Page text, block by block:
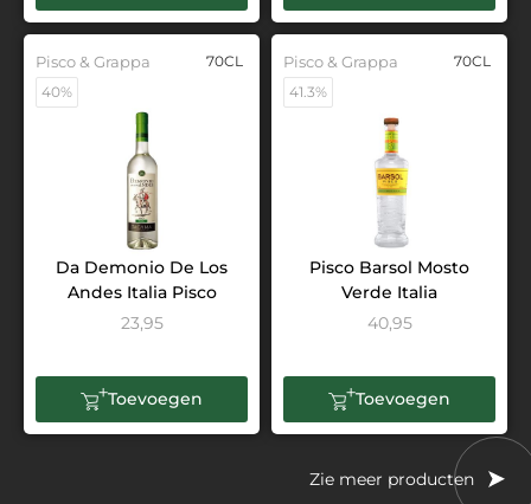
Pisco & Grappa
70CL
40%
Da Demonio De Los
Andes Italia Pisco
23,95
Toevoegen
Pisco & Grappa
70CL
41.3%
Pisco Barsol Mosto
Verde Italia
40,95
Toevoegen
Zie meer producten